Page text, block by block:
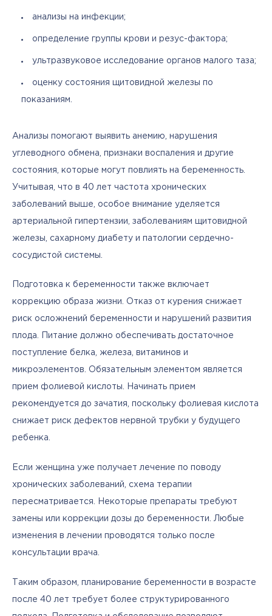
анализы на инфекции;
определение группы крови и резус-фактора;
ультразвуковое исследование органов малого таза;
оценку состояния щитовидной железы по
показаниям.
Анализы помогают выявить анемию, нарушения
углеводного обмена, признаки воспаления и другие
состояния, которые могут повлиять на беременность.
Учитывая, что в 40 лет частота хронических
заболеваний выше, особое внимание уделяется
артериальной гипертензии, заболеваниям щитовидной
железы, сахарному диабету и патологии сердечно-
сосудистой системы.
Подготовка к беременности также включает
коррекцию образа жизни. Отказ от курения снижает
риск осложнений беременности и нарушений развития
плода. Питание должно обеспечивать достаточное
поступление белка, железа, витаминов и
микроэлементов. Обязательным элементом является
прием фолиевой кислоты. Начинать прием
рекомендуется до зачатия, поскольку фолиевая кислота
снижает риск дефектов нервной трубки у будущего
ребенка.
Если женщина уже получает лечение по поводу
хронических заболеваний, схема терапии
пересматривается. Некоторые препараты требуют
замены или коррекции дозы до беременности. Любые
изменения в лечении проводятся только после
консультации врача.
Таким образом, планирование беременности в возрасте
после 40 лет требует более структурированного